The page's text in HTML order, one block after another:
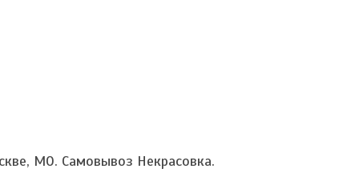
МО. Самовывоз Некрасовка.